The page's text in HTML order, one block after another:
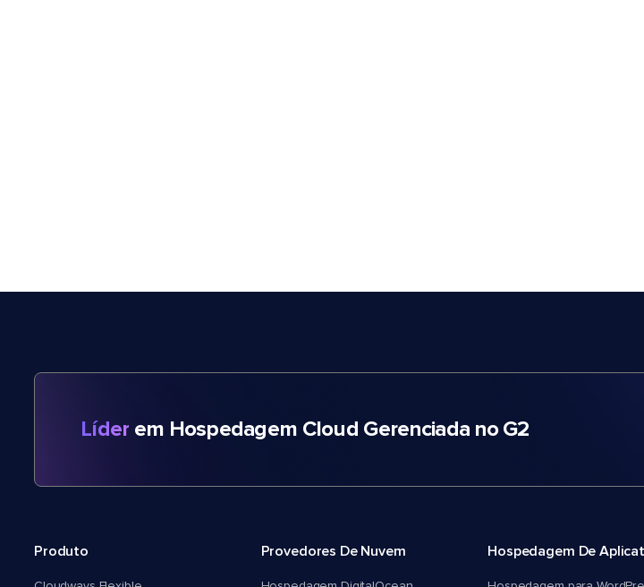
Líder em Hospedagem Cloud Gerenciada no G2
Produto Provedores De Nuvem Hospedagem De